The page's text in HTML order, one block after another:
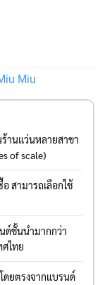
Miu
ร้านแว่นหลายสาขา
of scale)
สามารถเลือกใช้
ด์ชั้นนำมากกว่า
ไทย
ดยตรงจากแบรนด์